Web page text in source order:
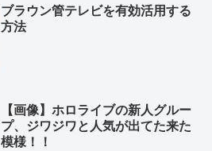
ブラウン管テレビを有効活用する
方法
【画像】ホロライブの新人グルー
プ、ジワジワと人気が出てた来た
模様！！